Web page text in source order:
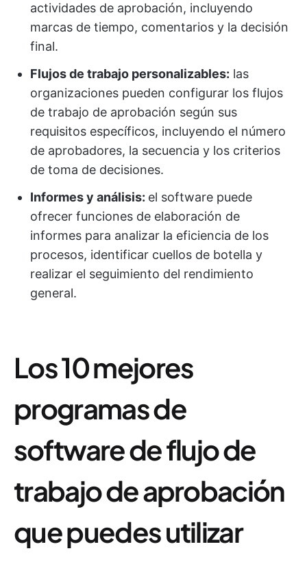
actividades de aprobación, incluyendo
marcas de tiempo, comentarios y la decisión
final.
Flujos de trabajo personalizables: las
organizaciones pueden configurar los flujos
de trabajo de aprobación según sus
requisitos específicos, incluyendo el número
de aprobadores, la secuencia y los criterios
de toma de decisiones.
Informes y análisis: el software puede
ofrecer funciones de elaboración de
informes para analizar la eficiencia de los
procesos, identificar cuellos de botella y
realizar el seguimiento del rendimiento
general.
Los 10 mejores
programas de
software de flujo de
trabajo de aprobación
que puedes utilizar